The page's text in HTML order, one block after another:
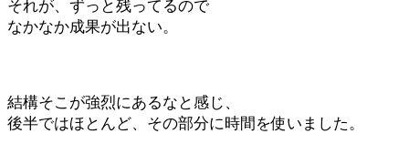
それが、ずっと残ってるので
なかなか成果が出ない。
結構そこが強烈にあるなと感じ、
後半ではほとんど、その部分に時間を使いました。